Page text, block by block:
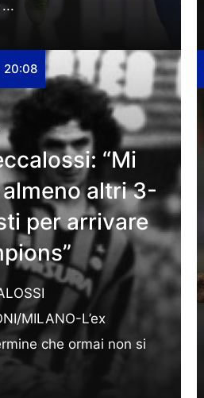
20:08
“Mi
altri 3-
per arrivare
MILANO-L’ex
che ormai non si